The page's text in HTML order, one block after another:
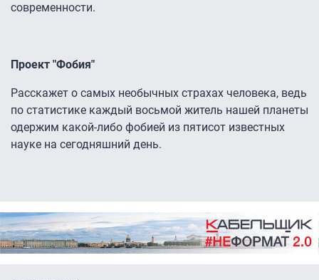
современности.
Проект "Фобия"
Расскажет о самых необычных страхах человека, ведь
по статистике каждый восьмой житель нашей планеты
одержим какой-либо фобией из пятисот известных
науке на сегодняшний день.